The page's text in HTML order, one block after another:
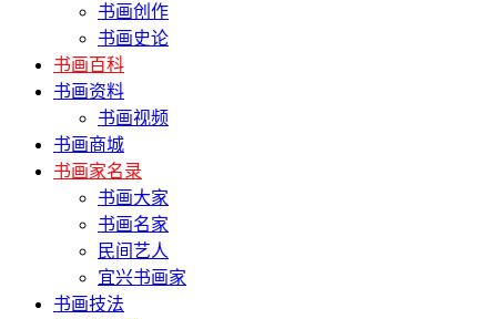
书画创作
书画史论
书画百科
书画资料
书画视频
书画商城
书画家名录
书画大家
书画名家
民间艺人
宜兴书画家
书画技法